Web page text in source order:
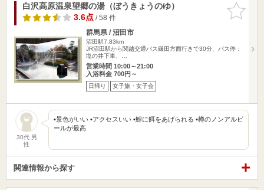
お気に入
りに追加
白沢高原温泉望郷の湯（ぼうきょうのゆ）
3.6点/ 58 件
群馬県 / 沼田市
沼田駅7.83km
JR沼田駅から関越交通バス鎌田方面行きで30分、バス停：
塩の井下車、…
営業時間 10:00～21:00
入浴料金 700円～
日帰り 女子旅・女子会
30代 男
性
•景色がいい •アクセスいい •鯉に餌をあげられる •樽のノンアルビ
ールが最高
関連情報から探す